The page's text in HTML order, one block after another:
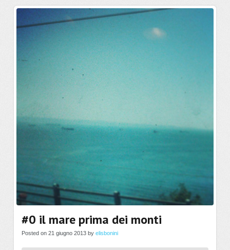
#0 il mare prima dei monti
Posted on 21 giugno 2013 by elisbonini